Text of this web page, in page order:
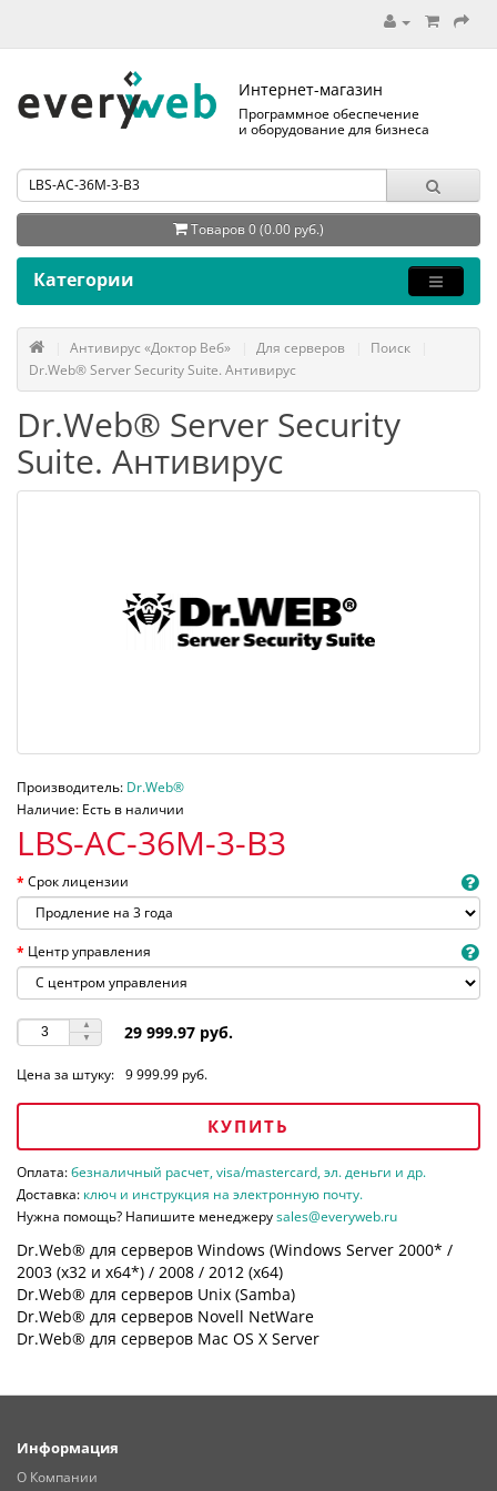
Интернет-магазин
Программное обеспечение
и оборудование для бизнеса
Товаров 0 (0.00 руб.)
Категории
Антивирус «Доктор Веб» Для серверов
Поиск
Dr.Web® Server Security Suite. Антивирус
Dr.Web® Server Security
Suite. Антивирус
Производитель: Dr.Web®
Наличие: Есть в наличии
LBS-AC-36M-3-B3
Срок лицензии
Центр управления
29 999.97 руб.
Цена за штуку: 9 999.99 руб.
КУПИТЬ
Оплата:безналичный расчет, visa/mastercard, эл. деньги и др.
Доставка: ключ и инструкция на электронную почту.
Нужна помощь? Напишите менеджеруsales@everyweb.ru
Dr.Web® для серверов Windows (Windows Server 2000* /
2003 (х32 и х64*) / 2008 / 2012 (х64)
Dr.Web® для серверов Unix (Samba)
Dr.Web® для серверов Novell NetWare
Dr.Web® для серверов Mac OS X Server
Информация
О Компании